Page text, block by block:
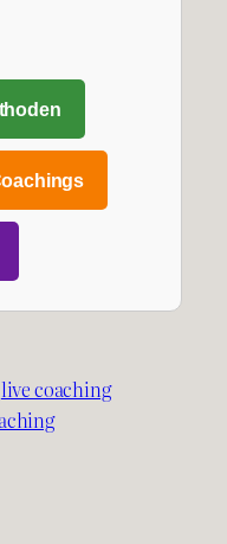
live coaching